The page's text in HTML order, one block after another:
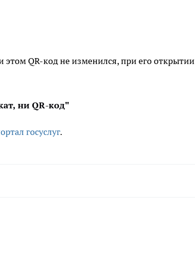
QR-код не изменился, при его открытии
ни QR-код"
госуслуг.